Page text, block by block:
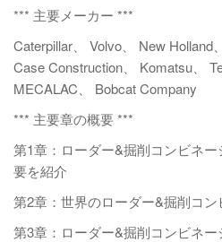
*** 主要メーカー ***
Caterpillar、 Volvo、 New Holland
Case Construction、 Komatsu、
MECALAC、 Bobcat Company
*** 主要章の概要 ***
第1章：ローダー&掘削コンビネ
要を紹介
第2章：世界のローダー&掘削コ
第3章：ローダー&掘削コンビネ